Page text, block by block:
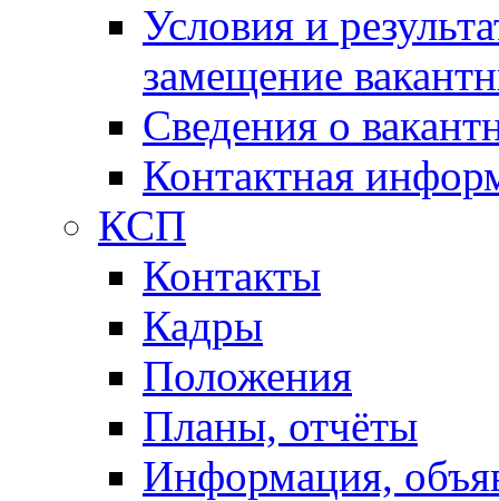
Условия и
замещение
Сведения о
Контактная
КСП
Контакты
Кадры
Положения
Планы, отчёты
Информация,